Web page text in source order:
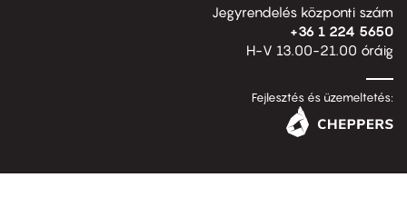
Jegyrendelés központi szám
+36 1 224 5650
H-V 13.00-21.00 óráig
Fejlesztés és üzemeltetés: